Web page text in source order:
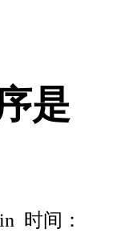
是
时间：